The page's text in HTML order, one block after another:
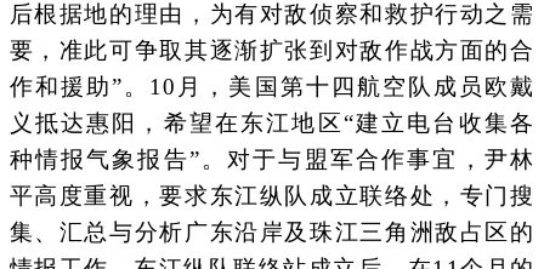
后根据地的理由，为有对敌侦察和救护行动之需
要，准此可争取其逐渐扩张到对敌作战方面的合
作和援助”。10月，美国第十四航空队成员欧戴
义抵达惠阳，希望在东江地区“建立电台收集各
种情报气象报告”。对于与盟军合作事宜，尹林
平高度重视，要求东江纵队成立联络处，专门搜
集、汇总与分析广东沿岸及珠江三角洲敌占区的